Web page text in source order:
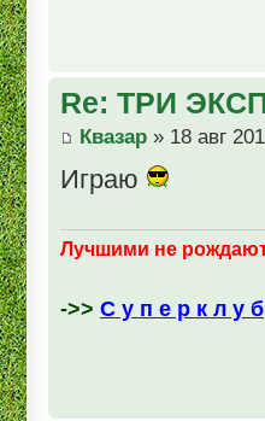
Re: ТРИ
Квазар » 18 авг
Играю
Лучшими не
->> С у п е р к л у б